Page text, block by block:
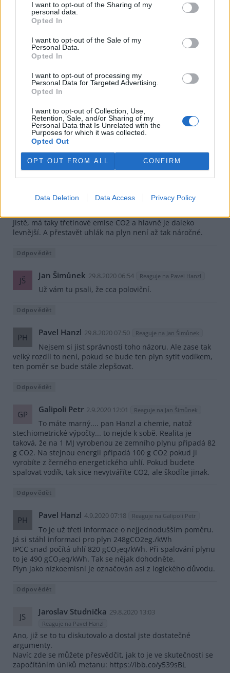
I want to opt-out of the Sharing of my
personal data.
Opted In
I want to opt-out of the Sale of my
Personal Data.
Opted In
I want to opt-out of processing my
Personal Data for Targeted Advertising.
Opted In
I want to opt-out of Collection, Use,
Retention, Sale, and/or Sharing of my
Personal Data that Is Unrelated with the
Purposes for which it was collected.
Opted Out
OPT OUT FROM ALL CONFIRM
Data Deletion Data Access Privacy Policy
Odpovědět
Vladimír Wagner
Reaguje na Pavel Hanzl
Pane Hanzle, zase radikální vyhlášení o věci, o které nic
nevíte. Dá se to sice lehce dohledat, ale tím se Vy nikdy
místo nespuštěné jaderné elektrárny dováželi uhlí od nás a
z Polska. Velká Británie už také své uhlí vytěžila.
Odpovědět
Jaroslav Studnička 28.8.2020 19:55
Reaguje na Pavel Hanzl
Významnou část v Británii ovšem převzal plyn...
Odpovědět
Pavel Hanzl 28.8.2020 21:43
Jistě, má taky třetinové emise CO2 a hlavně je daleko
levnější. A přestavět uhlák na plyn není až tak náročné.
Odpovědět
JŠ Jan Šimůnek 29.8.2020 06:54 Reaguje na Pavel Hanzl
Už vám tu psali, že cca poloviční.
Odpovědět
PH Pavel Hanzl 29.8.2020 07:50 Reaguje na Jan Šimůnek
Nejsem si jist správnosti toho názoru. Ale zase tak
velký rozdíl to není, pokud se bude ten plyn sytit vodíkem,
ten poměr se bude stále zlepšovat.
Odpovědět
GP Galipoli Petr 2.9.2020 12:01 Reaguje na Jan Šimůnek
To máte marný.... pan Hanzl a chemie, natož
stechiometrické výpočty... to nejde k sobě. Realita je
taková, že na 1 MJ vyrobenou ze zemního plynu připadá 82
g CO2. Na stejnou energii připadá 100 g CO2 pokud ji
vyrobíte z černého energetického uhlí. Pokud budete
spalovat vodík, tak sice nevytváříte CO2, ale škodíte jinak.
Odpovědět
PH Pavel Hanzl 4.9.2020 07:18 Reaguje na Galipoli Petr
To je už třetí informace o nejjednodušším poměru.
Já si stáhl informaci pro plyn 248gCO2eg./kWh
IPCC snad počítá uhlí 820 gCO₂eq/kWh. Při spalování plynu
to je 490 gCO₂eq/kWh. Tak se nějak dohodněte.
Plyn jako nízkoemisní je označován asi z logického důvodu.
Odpovědět
JS Jaroslav Studnička 29.8.2020 13:03
Reaguje na Pavel Hanzl
Ano, již se to tu diskutovalo a dostal jste dostatečné
argumenty.
Navíc zde se můžete přesvědčit, jak to je ve skutečnosti se
započítáním úniků metanu: https://ibb.co/y539sBL